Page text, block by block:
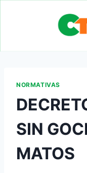
NORMATIVAS
SIN
MATOS